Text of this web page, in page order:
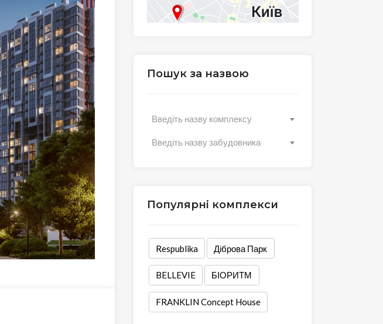
Пошук за назвою
Введіть назву комплексу
Введіть назву забудовника
Популярні комплекси
Respublika Діброва Парк
BELLEVIE БІОРИТМ
FRANKLIN Concept House